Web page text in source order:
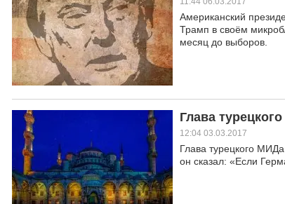
Американский
Трамп в своём
месяц до выборов.
Глава
12:04 03.03.2017
Глава турецкого
он сказал: «Если